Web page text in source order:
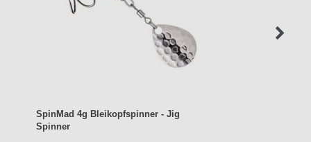
SpinMad 4g Bleikopfspinner - Jig
Spinner